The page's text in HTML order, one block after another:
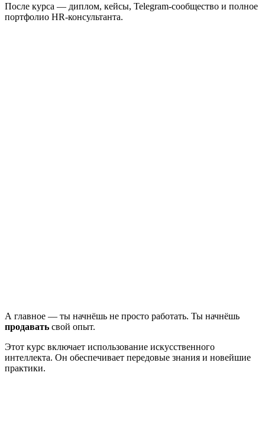
После курса — диплом, кейсы, Telegram-сообщество и полное
портфолио HR-консультанта.
А главное — ты начнёшь не просто работать. Ты начнёшь
продавать свой опыт.
Этот курс включает использование искусственного
интеллекта. Он обеспечивает передовые знания и новейшие
практики.